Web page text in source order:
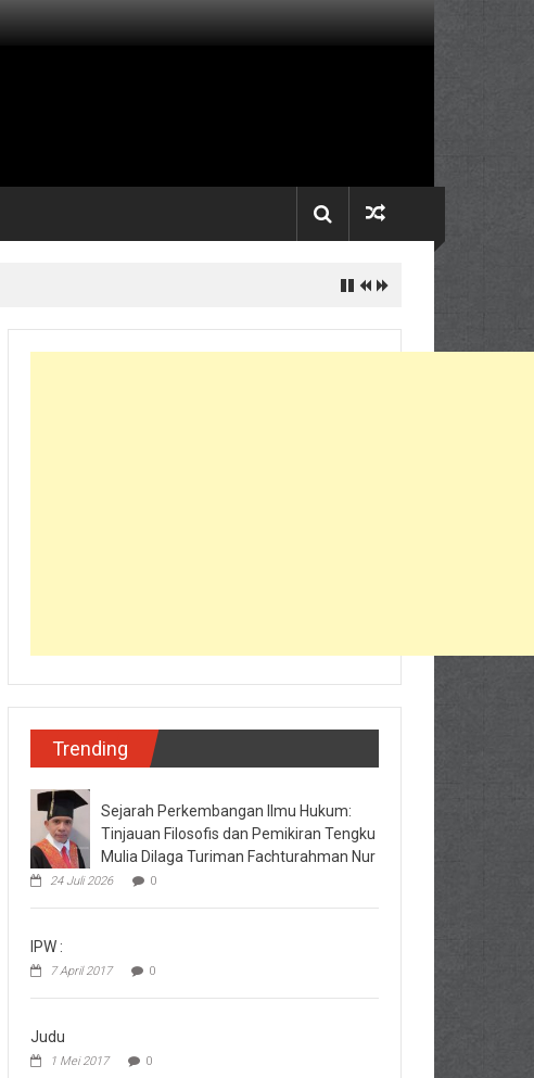
Trending
Sejarah Perkembangan Ilmu Hukum:
Tinjauan Filosofis dan Pemikiran Tengku
Mulia Dilaga Turiman Fachturahman Nur
24 Juli 2026 0
IPW :
7 April 2017 0
Judu
1 Mei 2017 0